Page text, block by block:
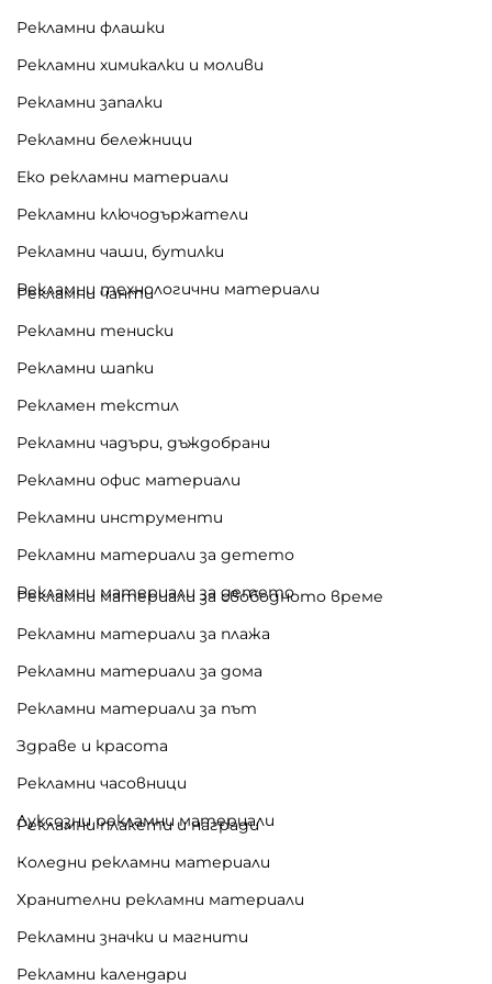
Рекламни флашки
Рекламни химикалки и моливи
Рекламни запалки
Рекламни бележници
Еко рекламни материали
Рекламни ключодържатели
Рекламни чаши, бутилки
Рекламни технологични материали
Рекламни чанти
Рекламни тениски
Рекламни шапки
Рекламен текстил
Рекламни чадъри, дъждобрани
Рекламни офис материали
Рекламни инструменти
Рекламни материали за детето
Рекламни материали за детето
Рекламни материали за свободното време
Рекламни материали за плажа
Рекламни материали за дома
Рекламни материали за път
Здраве и красота
Рекламни часовници
Луксозни рекламни материали
Рекламни плакети и награди
Коледни рекламни материали
Хранителни рекламни материали
Рекламни значки и магнити
Рекламни календари